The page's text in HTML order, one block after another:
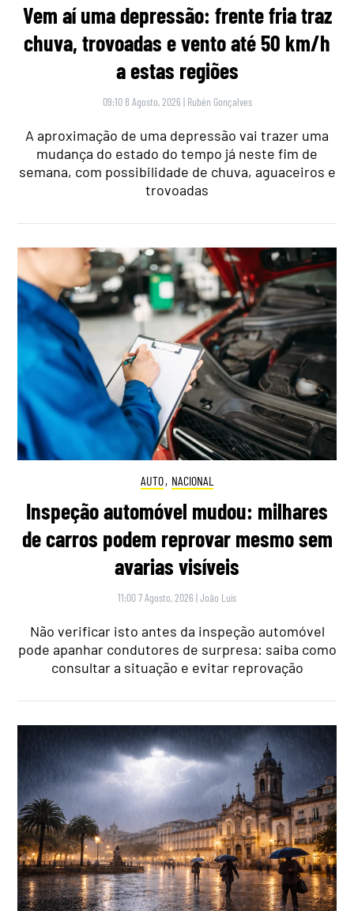
Vem aí uma depressão: frente fria traz
chuva, trovoadas e vento até 50 km/h
a estas regiões
09:10 8 Agosto, 2026 | Rubén Gonçalves
A aproximação de uma depressão vai trazer uma
mudança do estado do tempo já neste fim de
semana, com possibilidade de chuva, aguaceiros e
trovoadas
AUTO, NACIONAL
Inspeção automóvel mudou: milhares
de carros podem reprovar mesmo sem
avarias visíveis
11:00 7 Agosto, 2026 |João Luís
Não verificar isto antes da inspeção automóvel
pode apanhar condutores de surpresa: saiba como
consultar a situação e evitar reprovação